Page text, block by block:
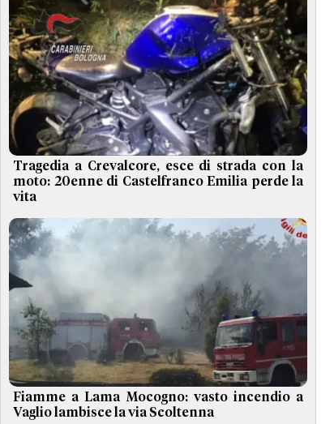
Tragedia a Crevalcore, esce di strada con la
moto: 20enne di Castelfranco Emilia perde la
vita
Fiamme a Lama Mocogno: vasto incendio a
Vaglio lambisce la via Scoltenna